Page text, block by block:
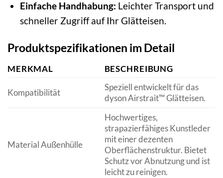
Einfache Handhabung: Leichter Transport und
schneller Zugriff auf Ihr Glätteisen.
Produktspezifikationen im Detail
MERKMAL BESCHREIBUNG
Kompatibilität
Speziell entwickelt für das
dyson Airstrait™ Glätteisen.
Material Außenhülle
Hochwertiges,
strapazierfähiges Kunstleder
mit einer dezenten
Oberflächenstruktur. Bietet
Schutz vor Abnutzung und ist
leicht zu reinigen.